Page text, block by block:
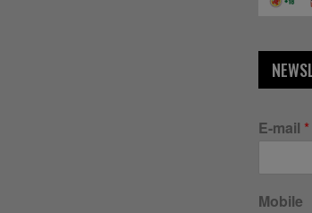
E-mail *
Mobile